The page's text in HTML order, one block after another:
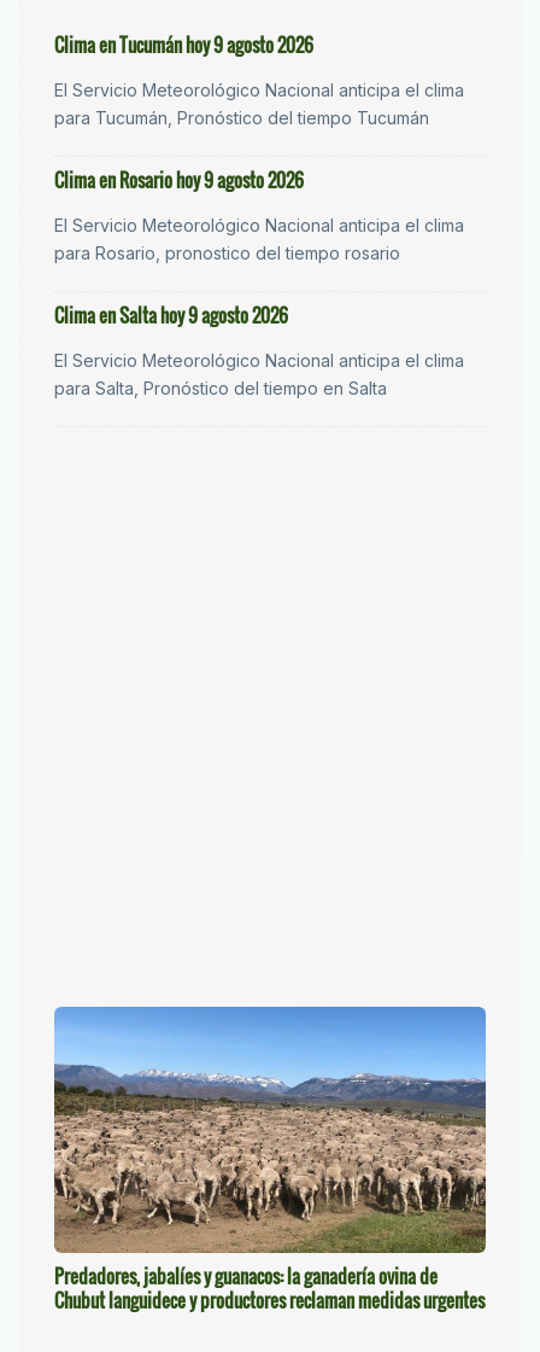
Clima en Tucumán hoy 9 agosto 2026
El Servicio Meteorológico Nacional anticipa el clima
para Tucumán, Pronóstico del tiempo Tucumán
Clima en Rosario hoy 9 agosto 2026
El Servicio Meteorológico Nacional anticipa el clima
para Rosario, pronostico del tiempo rosario
Clima en Salta hoy 9 agosto 2026
El Servicio Meteorológico Nacional anticipa el clima
para Salta, Pronóstico del tiempo en Salta
Predadores, jabalíes y guanacos: la ganadería ovina de
Chubut languidece y productores reclaman medidas urgentes